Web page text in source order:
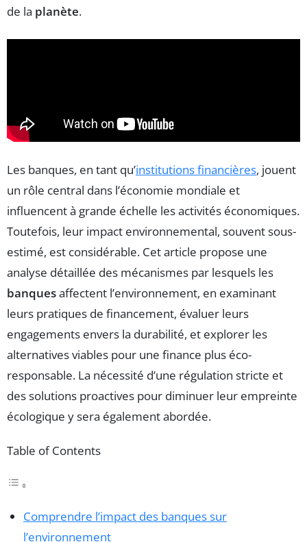
de la planète.
Les banques, en tant qu’institutions financières, jouent
un rôle central dans l’économie mondiale et
influencent à grande échelle les activités économiques.
Toutefois, leur impact environnemental, souvent sous-
estimé, est considérable. Cet article propose une
analyse détaillée des mécanismes par lesquels les
banquesaffectent l’environnement, en examinant
leurs pratiques de financement, évaluer leurs
engagements envers la durabilité, et explorer les
alternatives viables pour une finance plus éco-
responsable. La nécessité d’une régulation stricte et
des solutions proactives pour diminuer leur empreinte
écologique y sera également abordée.
Table of Contents
Comprendre l’impact des banques sur
l’environnement